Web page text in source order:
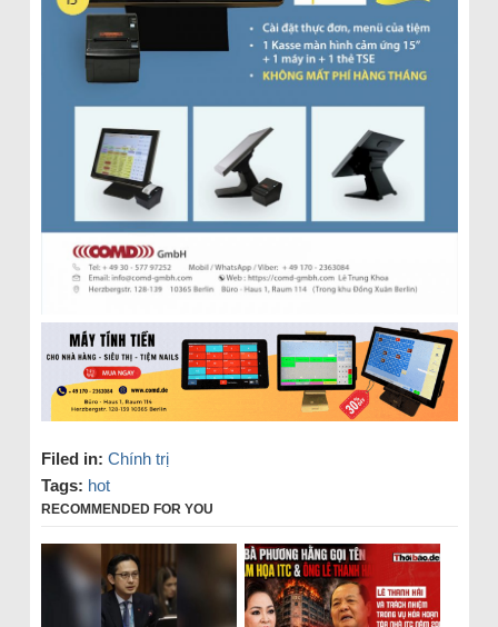
Filed in: Chính trị
Tags: hot
RECOMMENDED FOR YOU